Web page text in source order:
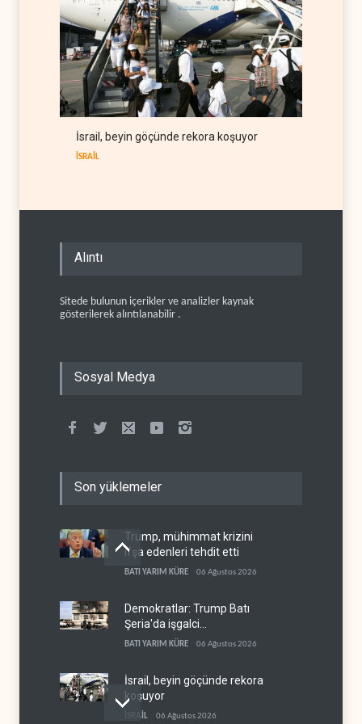
İsrail, beyin göçünde rekora koşuyor
İSRAİL
Alıntı
Sitede bulunun içerikler ve analizler kaynak
gösterilerek alıntılanabilir .
Sosyal Medya
Son yüklemeler
Trump, mühimmat krizini
ifşa edenleri tehdit etti
BATI YARIM KÜRE 06 Ağustos 2026
Demokratlar: Trump Batı
Şeria'da işgalci
yerleşimcilere cezasızlık
BATI YARIM KÜRE 06 Ağustos 2026
İsrail, beyin göçünde rekora
koşuyor
İSRAİL 06 Ağustos 2026